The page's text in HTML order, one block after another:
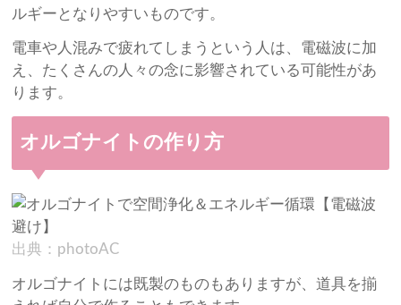
ルギーとなりやすいものです。
電車や人混みで疲れてしまうという人は、電磁波に加
え、たくさんの人々の念に影響されている可能性があ
ります。
オルゴナイトの作り方
出典：photoAC
オルゴナイトには既製のものもありますが、道具を揃